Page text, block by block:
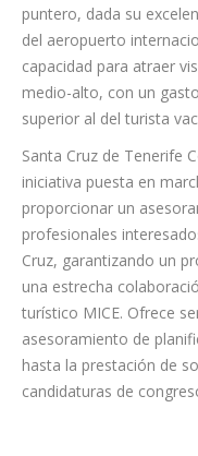
positivo de este
diversos aspectos que
puntero, dada su
del aeropuerto
capacidad para atraer
medio-alto, con un
superior al del turista
Santa Cruz de Tenerife
iniciativa puesta en
proporcionar un
profesionales
Cruz, garantizando un
una estrecha
turístico MICE. Ofrece
asesoramiento de